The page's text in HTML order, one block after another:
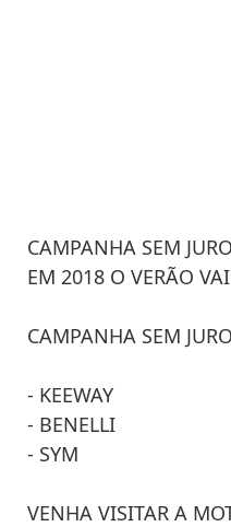
CAMPANHA SEM
EM 2018 O VERÃO
CAMPANHA SEM
- KEEWAY
- BENELLI
- SYM
VENHA VISITAR A